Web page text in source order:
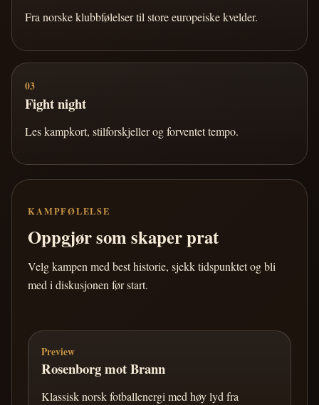
Fra norske klubbfølelser til store europeiske kvelder.
03
Fight night
Les kampkort, stilforskjeller og forventet tempo.
KAMPFØLELSE
Oppgjør som skaper prat
Velg kampen med best historie, sjekk tidspunktet og bli
med i diskusjonen før start.
Preview
Rosenborg mot Brann
Klassisk norsk fotballenergi med høy lyd fra